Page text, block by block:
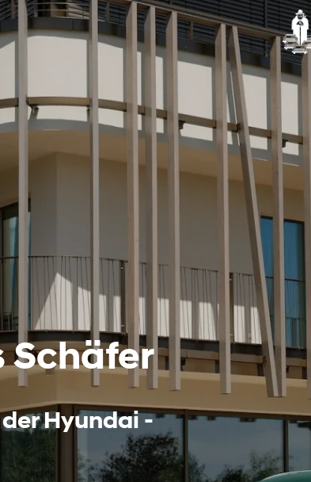
Schäfer
Hyundai -